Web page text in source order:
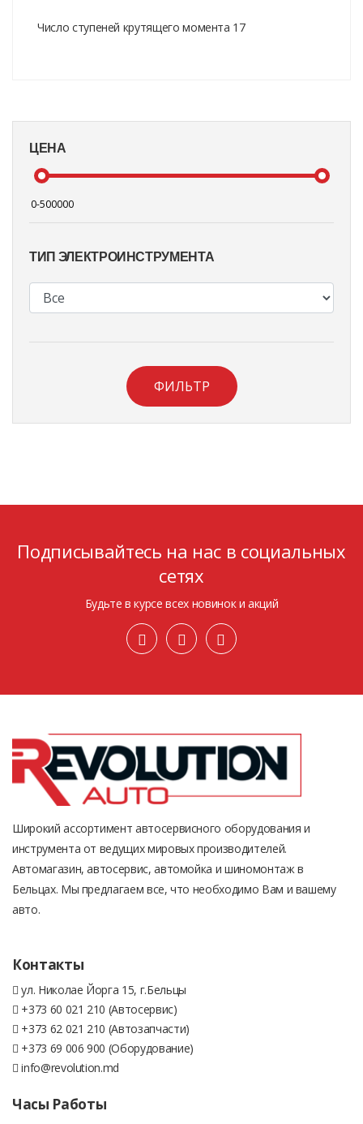
ЦЕНА
ТИП ЭЛЕКТРОИНСТРУМЕНТА
ФИЛЬТР
Число ступеней крутящего момента 17
Подписывайтесь на нас в социальных
сетях
Будьте в курсе всех новинок и акций
Широкий ассортимент автосервисного оборудования и
инструмента от ведущих мировых производителей.
Автомагазин, автосервис, автомойка и шиномонтаж в
Бельцах. Мы предлагаем все, что необходимо Вам и вашему
авто.
Контакты
ул. Николае Йорга 15, г.Бельцы
+373 60 021 210 (Автосервис)
+373 62 021 210 (Автозапчасти)
+373 69 006 900 (Оборудование)
info@revolution.md
Часы Работы